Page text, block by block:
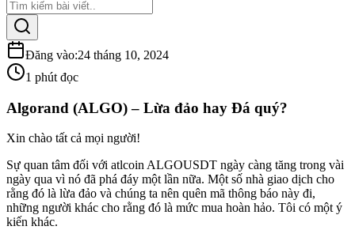
Đăng vào:24 tháng 10, 2024
1 phút đọc
Algorand (ALGO) – Lừa đảo hay Đá quý?
Xin chào tất cả mọi người!
Sự quan tâm đối với atlcoin ALGOUSDT ngày càng tăng trong vài
ngày qua vì nó đã phá đáy một lần nữa. Một số nhà giao dịch cho
rằng đó là lừa đảo và chúng ta nên quên mã thông báo này đi,
những người khác cho rằng đó là mức mua hoàn hảo. Tôi có một ý
kiến ​​khác.